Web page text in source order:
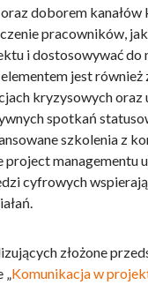
doborem kanałów
pracowników,
i dostosowywać do
jest również
kryzysowych oraz
spotkań
szkolenia z
project managementu
cyfrowych
złożone
„Komunikacja w